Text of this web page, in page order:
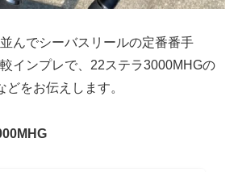
んでシーバスリールの定番番手
インプレで、22ステラ3000MHGの
をお伝えします。